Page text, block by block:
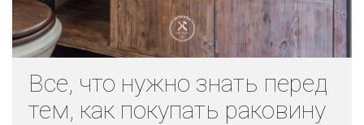
Все, что нужно знать перед
тем, как покупать раковину